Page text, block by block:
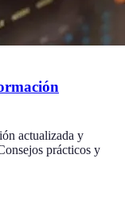
actualizada y
prácticos y